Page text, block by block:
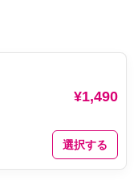
¥1,490
選択する